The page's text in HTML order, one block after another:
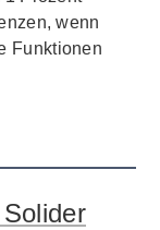
wenn
Funktionen